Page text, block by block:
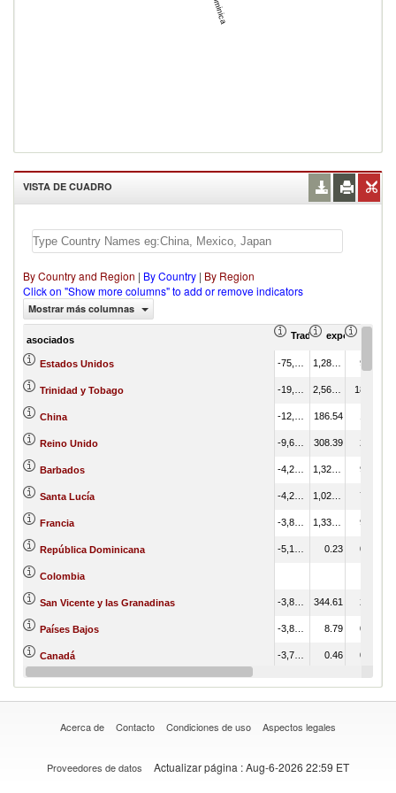
VISTA DE CUADRO
By Country and Region | By Country | By Region
Click on "Show more columns" to add or remove indicators
Mostrar más columnas
asociados Trade Balance (en
exportación
Estados Unidos 9.08
Trinidad y Tobago 18.14
China 186.54
Reino Unido 308.39 2.18
Barbados 9.33
Santa Lucía 7.25
Francia 9.46
República Dominicana 0.23 0.00
Colombia
San Vicente y las Granadinas 344.61 2.44
Países Bajos 8.79 0.06
Canadá 0.46 0.00
0.13
Acerca de Contacto Condiciones de uso Aspectos legales
Proveedores de datos Actualizar página : Aug-6-2026 22:59 ET